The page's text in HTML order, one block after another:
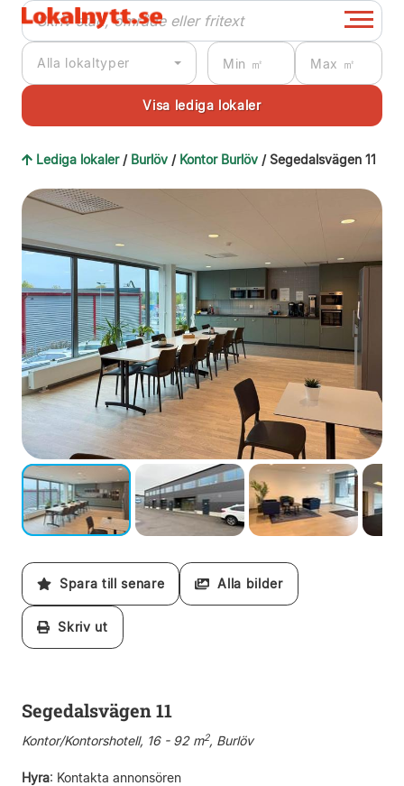
Alla lokaltyper
Lediga lokaler / Burlöv / Kontor Burlöv / Segedalsvägen 11
Spara till senare Alla bilder
Skriv ut
Segedalsvägen 11
Kontor/Kontorshotell, 16 - 92 m2, Burlöv
Hyra: Kontakta annonsören